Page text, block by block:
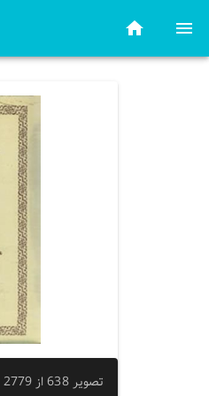
تصویر 638 از 2779